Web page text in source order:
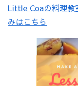
Little Coaの料理教
みはこちら